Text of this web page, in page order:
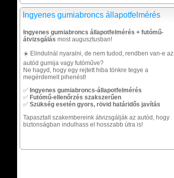
Ingyenes gumiabroncs állapotfelmérés
Ingyenes gumiabroncs állapotfelmérés + futómű-
átvizsgálás most augusztusban!
☀️ Elindulnál nyaralni, de nem tudod, rendben van-e az
autód gumija vagy futóműve?
Ne hagyd, hogy egy rejtett hiba tönkre tegye a
megérdemelt pihenést!
✅ Ingyenes gumiabroncs-állapotfelmérés
✅ Futómű-ellenőrzés szakszerűen
✅ Szükség esetén gyors, rövid határidős javítás
Tapasztalt szakembereink átvizsgálják az autód, hogy
biztonságban indulhass el hosszabb útra is!